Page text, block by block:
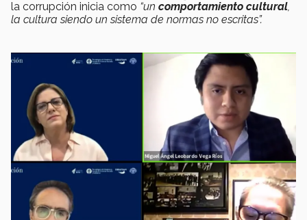
la corrupción inicia como “un comportamiento cultural
la cultura siendo un sistema de normas no escritas”.